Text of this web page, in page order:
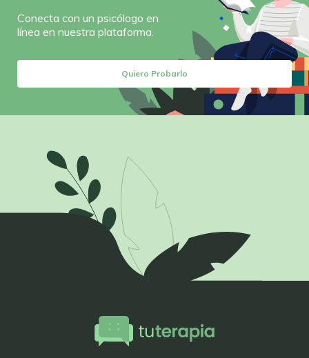
Conecta con un psicólogo en
línea en nuestra plataforma.
Quiero Probarlo